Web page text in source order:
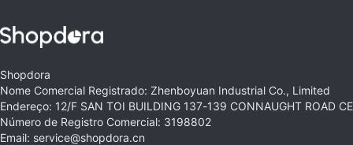
Shopdora
Nome Comercial Registrado: Zhenboyuan Industrial Co., Limited
Endereço: 12/F SAN TOI BUILDING 137-139 CONNAUGHT ROAD
Número de Registro Comercial: 3198802
Email: service@shopdora.cn